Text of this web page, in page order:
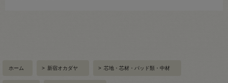
ホーム > 新宿オカダヤ > 芯地・芯材・パッド類・中材